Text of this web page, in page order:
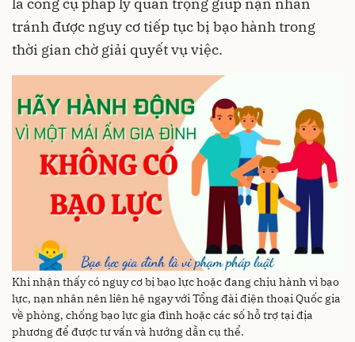
tránh được nguy cơ tiếp tục bị bạo hành trong
thời gian chờ giải quyết vụ việc.
Khi nhận thấy có nguy cơ bị bạo lực hoặc đang chịu hành vi bạo
lực, nạn nhân nên liên hệ ngay với Tổng đài điện thoại Quốc gia
về phòng, chống bạo lực gia đình hoặc các số hỗ trợ tại địa
phương để được tư vấn và hướng dẫn cụ thể.